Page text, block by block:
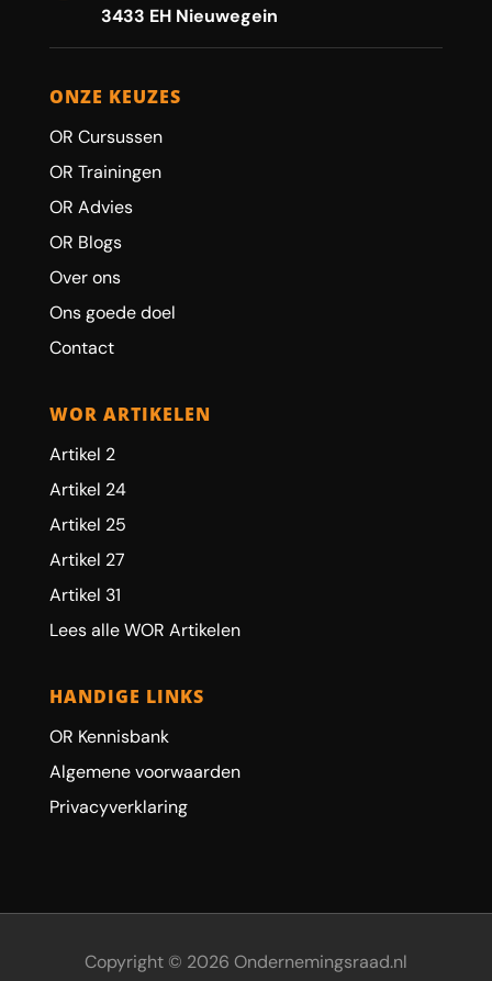
3433 EH Nieuwegein
ONZE KEUZES
OR Cursussen
OR Trainingen
OR Advies
OR Blogs
Over ons
Ons goede doel
Contact
WOR ARTIKELEN
Artikel 2
Artikel 24
Artikel 25
Artikel 27
Artikel 31
Lees alle WOR Artikelen
HANDIGE LINKS
OR Kennisbank
Algemene voorwaarden
Privacyverklaring
Copyright © 2026 Ondernemingsraad.nl